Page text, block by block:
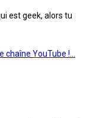
est geek, alors tu
chaîne YouTube !…